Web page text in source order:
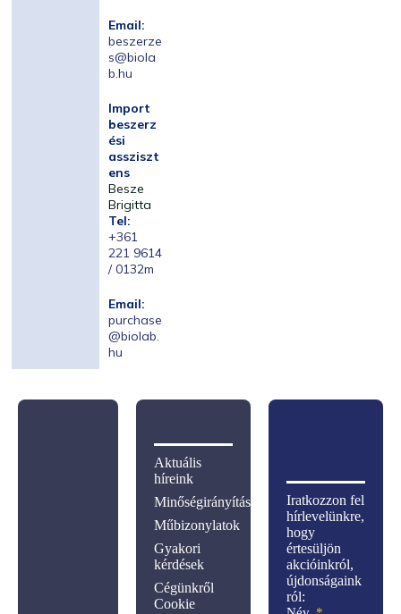
Email:
beszerze
s@biola
b.hu
Import
beszerz
ési
assziszt
ens
Besze
Brigitta
Tel:
+361
221 9614
/ 0132m
Email:
purchase
@biolab.
hu
Iratkozzon fel
hírlevelünkre,
hogy
értesüljön
akcióinkról,
újdonságaink
ról:
Aktuális
híreink
Minőségirányítás
Műbizonylatok
Gyakori
kérdések
Cégünkről
Cookie